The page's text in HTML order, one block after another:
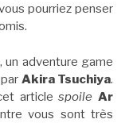
pourriez penser
, un adventure game
Akira Tsuchiya.
articlespoile Ar
vous sont très